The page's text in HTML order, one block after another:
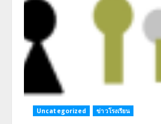
Uncategorized ข่าวโรงเรียน